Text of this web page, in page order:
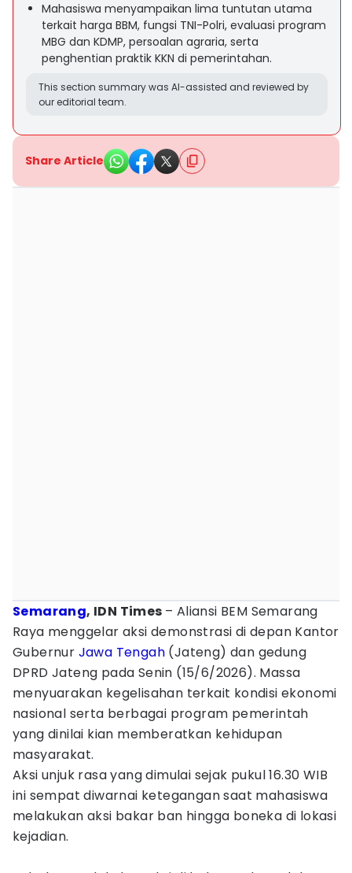
Mahasiswa menyampaikan lima tuntutan utama
terkait harga BBM, fungsi TNI-Polri, evaluasi program
MBG dan KDMP, persoalan agraria, serta
penghentian praktik KKN di pemerintahan.
This section summary was AI-assisted and reviewed by
our editorial team.
Share Article
Semarang, IDN Times – Aliansi BEM Semarang
Raya menggelar aksi demonstrasi di depan Kantor
Gubernur Jawa Tengah (Jateng) dan gedung
DPRD Jateng pada Senin (15/6/2026). Massa
menyuarakan kegelisahan terkait kondisi ekonomi
nasional serta berbagai program pemerintah
yang dinilai kian memberatkan kehidupan
masyarakat.
​Aksi unjuk rasa yang dimulai sejak pukul 16.30 WIB
ini sempat diwarnai ketegangan saat mahasiswa
melakukan aksi bakar ban hingga boneka di lokasi
kejadian.